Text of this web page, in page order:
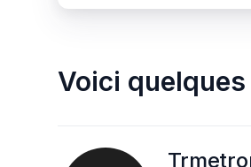
Voici quelques